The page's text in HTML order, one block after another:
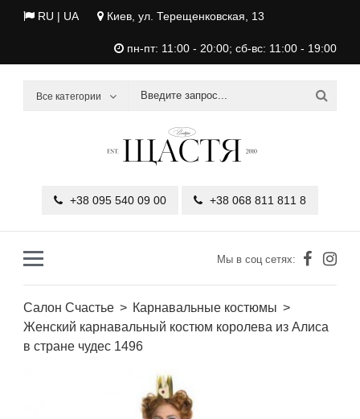
RU | UA Киев, ул. Терещенковская, 13
пн-пт: 11:00 - 20:00; сб-вс: 11:00 - 19:00
Все категории
+38 095 540 09 00 +38 068 811 811 8
Мы в соц сетях:
Салон Счастье
Карнавальные костюмы
Женский карнавальный костюм королева из Алиса
в стране чудес 1496